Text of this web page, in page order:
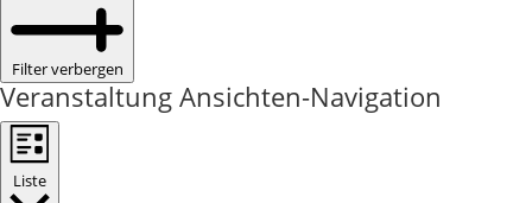
Filter verbergen
Veranstaltung Ansichten-Navigation
Liste